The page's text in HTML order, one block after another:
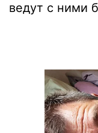
ведут с ними